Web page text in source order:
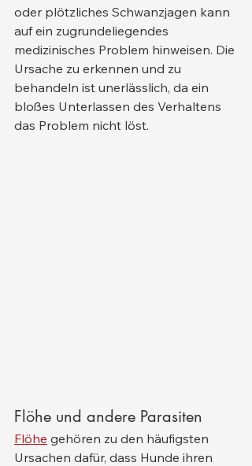
oder plötzliches Schwanzjagen kann
auf ein zugrundeliegendes
medizinisches Problem hinweisen. Die
Ursache zu erkennen und zu
behandeln ist unerlässlich, da ein
bloßes Unterlassen des Verhaltens
das Problem nicht löst.
Flöhe und andere Parasiten
Flöhe gehören zu den häufigsten
Ursachen dafür, dass Hunde ihren